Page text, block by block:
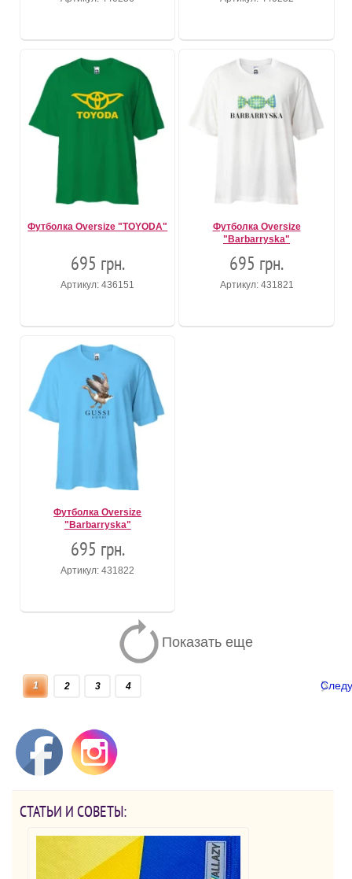
Футболка Oversize "TOYODA"
695 грн.
Артикул: 436151
Футболка Oversize
"Barbarryska"
695 грн.
Артикул: 431821
Футболка Oversize
"Barbarryska"
695 грн.
Артикул: 431822
Показать еще
1 2 3 4
СТАТЬИ И СОВЕТЫ: